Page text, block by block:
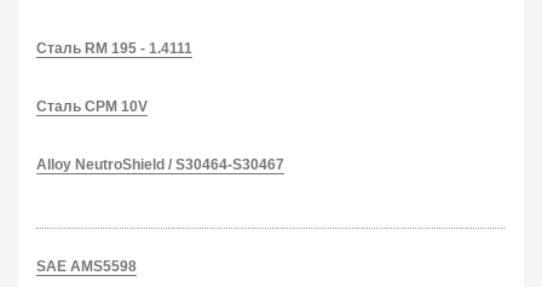
Сталь RM 195 - 1.4111
Сталь CPM 10V
Alloy NeutroShield / S30464-S30467
SAE AMS5598